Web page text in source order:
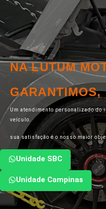
NA LUTUM
GARANTIMOS,
Um atendimento personalizado do
veículo.
sua satisfação é o nosso maior
Unidade SBC
Unidade Campinas